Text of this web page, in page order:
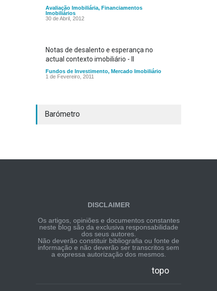
Avaliação Imobiliária, Financiamentos
Imobiliários
30 de Abril, 2012
Notas de desalento e esperança no
actual contexto imobiliário - II
Fundos de Investimento, Mercado Imobiliário
1 de Fevereiro, 2011
Barómetro
DISCLAIMER
Os artigos, opiniões e documentos constantes
neste blog são da exclusiva responsabilidade
dos seus autores.
Não deverão constituir bibliografia ou fonte de
informação e não deverão ser transcritos sem
a expressa autorização dos mesmos.
topo